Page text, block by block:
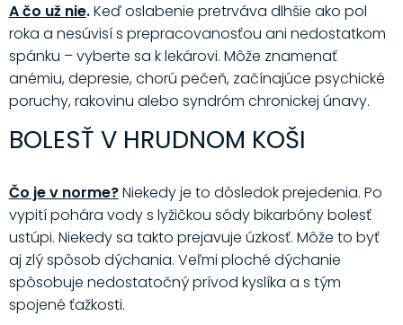
A čo už nie.Keď oslabenie pretrváva dlhšie ako pol
roka a nesúvisí s prepracovanosťou ani nedostatkom
spánku – vyberte sa k lekárovi. Môže znamenať
anémiu, depresie, chorú pečeň, začínajúce psychické
poruchy, rakovinu alebo syndróm chronickej únavy.
BOLESŤ V HRUDNOM KOŠI
Čo je v norme?Niekedy je to dôsledok prejedenia. Po
vypití pohára vody s lyžičkou sódy bikarbóny bolesť
ustúpi. Niekedy sa takto prejavuje úzkosť. Môže to byť
aj zlý spôsob dýchania. Veľmi ploché dýchanie
spôsobuje nedostatočný prívod kyslíka a s tým
spojené ťažkosti.